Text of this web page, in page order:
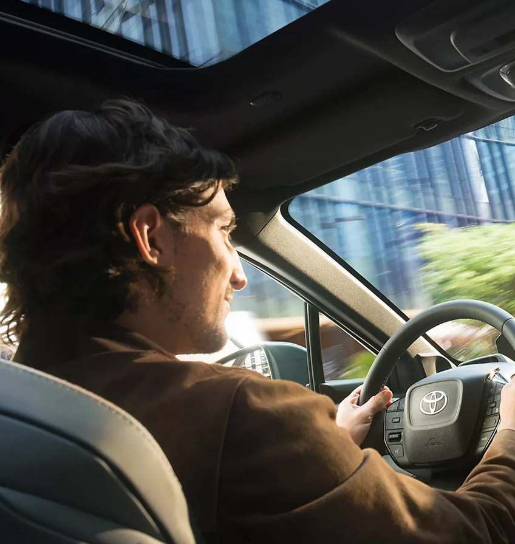
Vanaf € 37.995,-
€ 234,43 p/m*
€ 246,77 p/m*
€ 413,55 p/m*
Mirai
WATERSTOF-ELEKTRISCH
Vanaf € 76.695,-
€ 627,81 p/m*
OOK ALS BATTERIJ-ELEKTRISCH
Proace
OOK ALS BATTERIJ-